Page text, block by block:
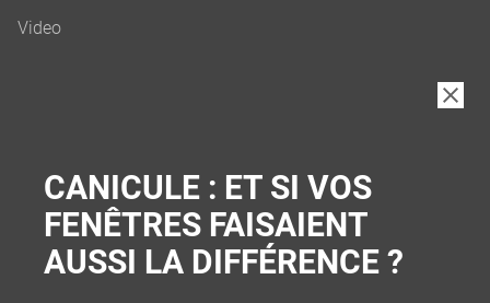
CANICULE : ET SI VOS
FENÊTRES FAISAIENT
AUSSI LA DIFFÉRENCE ?